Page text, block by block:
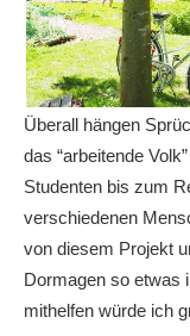
Überall hängen
das “arbeitende
Studenten bis zum
verschiedenen
von diesem Projekt
Dormagen so etwas
mithelfen würde ich